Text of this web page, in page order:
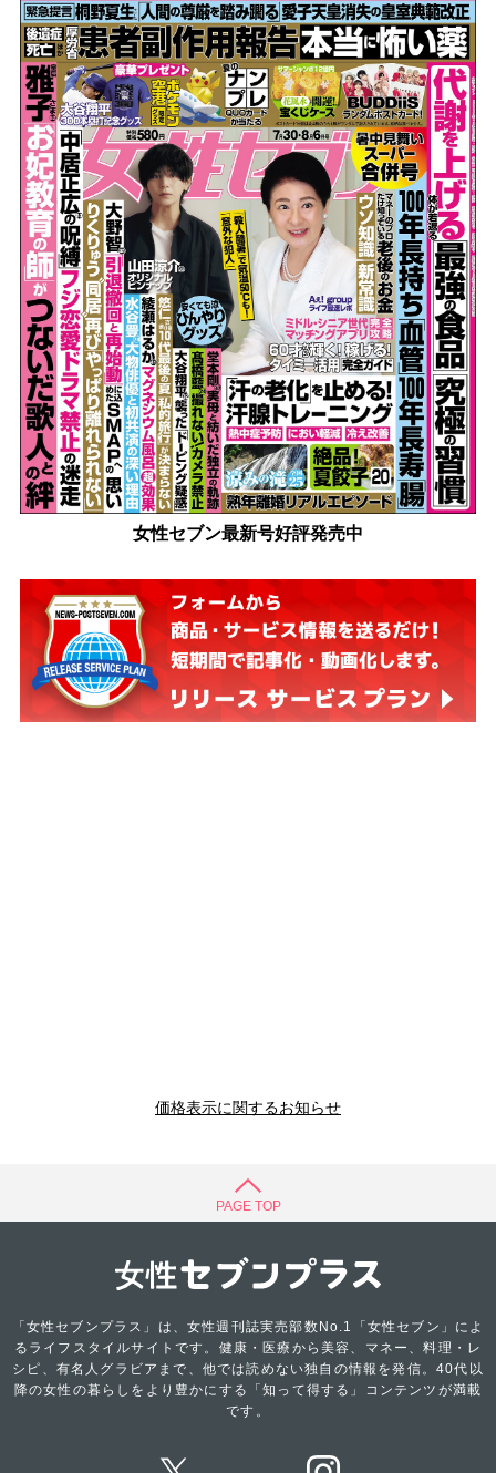
女性セブン最新号好評発売中
価格表示に関するお知らせ
PAGE TOP
「女性セブンプラス」は、女性週刊誌実売部数No.1「女性セブン」によ
るライフスタイルサイトです。健康・医療から美容、マネー、料理・レ
シピ、有名人グラビアまで、他では読めない独自の情報を発信。40代以
降の女性の暮らしをより豊かにする「知って得する」コンテンツが満載
です。